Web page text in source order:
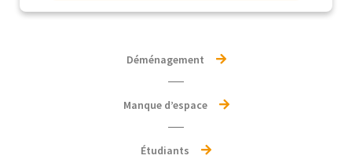
Déménagement
Manque d’espace
Étudiants